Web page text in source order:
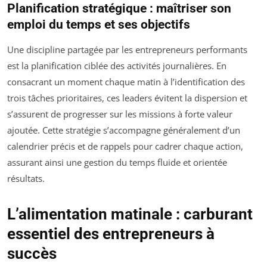
Planification stratégique : maîtriser son
emploi du temps et ses objectifs
Une discipline partagée par les entrepreneurs performants
est la planification ciblée des activités journalières. En
consacrant un moment chaque matin à l’identification des
trois tâches prioritaires, ces leaders évitent la dispersion et
s’assurent de progresser sur les missions à forte valeur
ajoutée. Cette stratégie s’accompagne généralement d’un
calendrier précis et de rappels pour cadrer chaque action,
assurant ainsi une gestion du temps fluide et orientée
résultats.
L’alimentation matinale : carburant
essentiel des entrepreneurs à
succès